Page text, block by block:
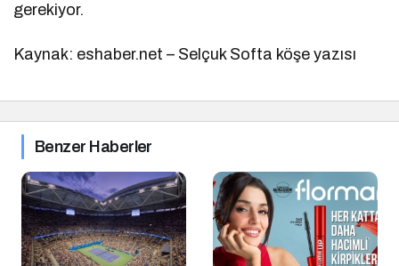
gerekiyor.
Kaynak: eshaber.net – Selçuk Softa köşe yazısı
Benzer Haberler